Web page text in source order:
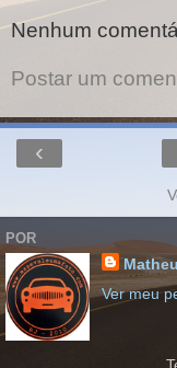
Nenhum
Postar um
‹
POR
Ver meu